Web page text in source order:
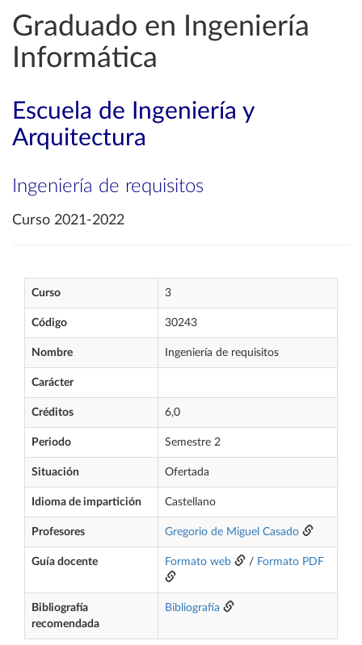
Graduado en Ingeniería
Informática
Escuela de Ingeniería y
Arquitectura
Ingeniería de requisitos
Curso 2021-2022
Curso 3
Código 30243
Nombre Ingeniería de requisitos
Carácter
Créditos 6,0
Periodo Semestre 2
Situación Ofertada
Idioma de impartición Castellano
Profesores Gregorio de Miguel Casado
Guía docente Formato web / Formato PDF
Bibliografía
recomendada
Bibliografía